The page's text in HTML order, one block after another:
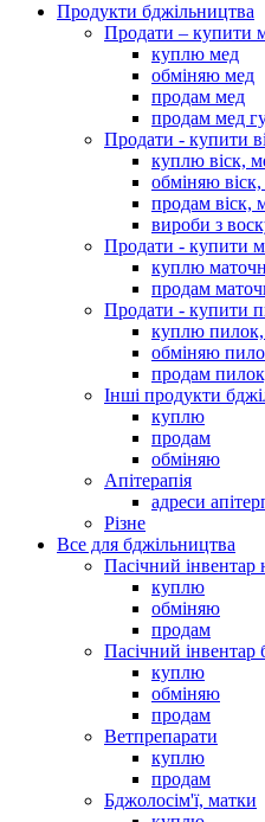
Продукти бджільництва
Продати – купити
куплю мед
обміняю мед
продам мед
продам мед
Продати - купити
куплю віск,
обміняю
продам віск,
вироби з
Продати - купити
куплю
продам
Продати - купити
куплю пилок,
обміняю
продам
Інші продукти
куплю
продам
обміняю
Апітерапія
адреси
Різне
Все для бджільництва
Пасічний інвентар
куплю
обміняю
продам
Пасічний інвентар
куплю
обміняю
продам
Ветпрепарати
куплю
продам
Бджолосім'ї, матки